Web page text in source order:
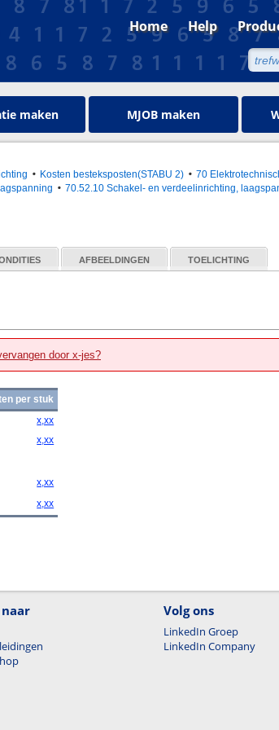
Home Help
maken MJOB maken
Kosten besteksposten(STABU 2)
70
70.52.10 Schakel- en verdeelinrichting,
AFBEELDINGEN
TOELICHTING
door x-jes?
per stuk
x,xx
x,xx
x,xx
x,xx
Volg ons
LinkedIn Groep
LinkedIn Company